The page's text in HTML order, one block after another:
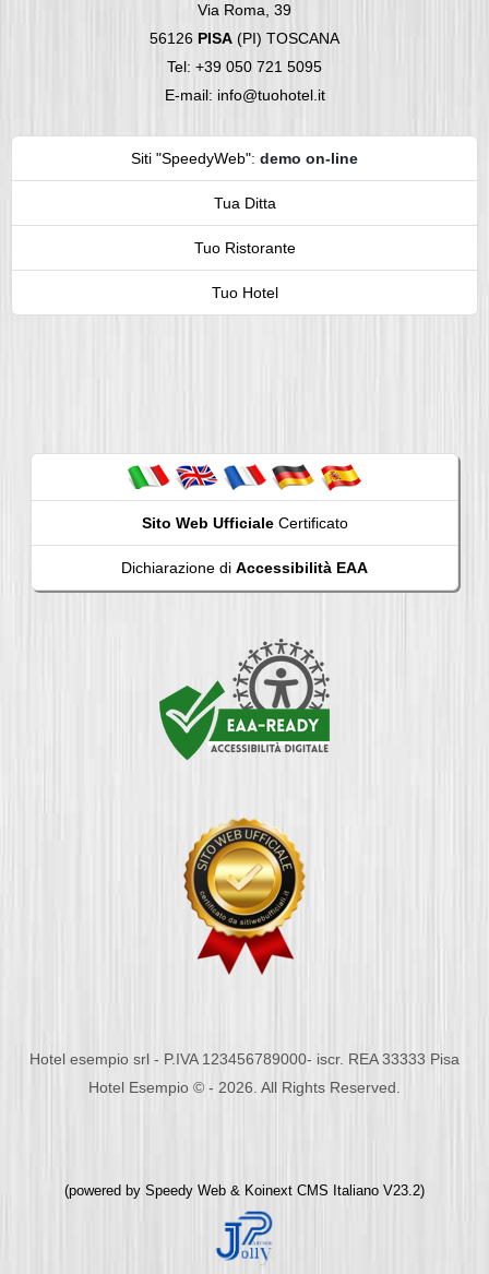
Via Roma, 39
56126 PISA (PI) TOSCANA
Tel: +39 050 721 5095
E-mail: info@tuohotel.it
Siti "SpeedyWeb": demo on-line
Tua Ditta
Tuo Ristorante
Tuo Hotel
Sito Web UfficialeCertificato
Dichiarazione di Accessibilità EAA
Hotel esempio srl - P.IVA 123456789000- iscr. REA 33333 Pisa
Hotel Esempio © - 2026. All Rights Reserved.
(powered by Speedy Web & Koinext CMS Italiano V23.2)